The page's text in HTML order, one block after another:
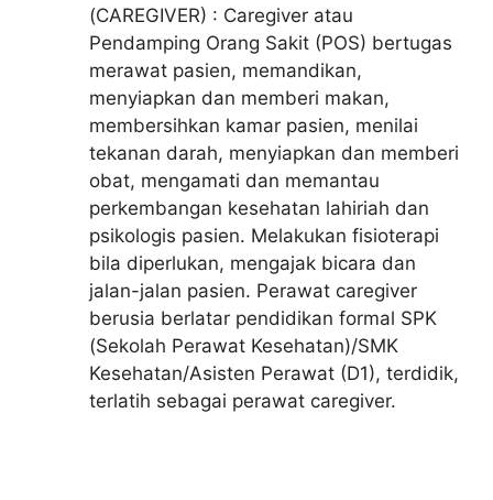
(CAREGIVER) : Caregiver atau
Pendamping Orang Sakit (POS) bertugas
merawat pasien, memandikan,
menyiapkan dan memberi makan,
membersihkan kamar pasien, menilai
tekanan darah, menyiapkan dan memberi
obat, mengamati dan memantau
perkembangan kesehatan lahiriah dan
psikologis pasien. Melakukan fisioterapi
bila diperlukan, mengajak bicara dan
jalan-jalan pasien. Perawat caregiver
berusia berlatar pendidikan formal SPK
(Sekolah Perawat Kesehatan)/SMK
Kesehatan/Asisten Perawat (D1), terdidik,
terlatih sebagai perawat caregiver.